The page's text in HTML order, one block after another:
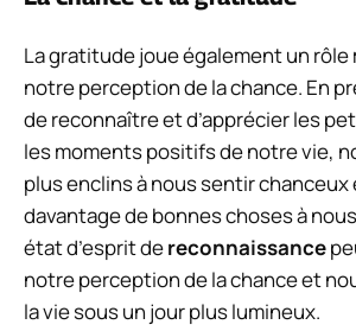
La gratitude joue également un rôle
notre perception de la chance. En
de reconnaître et d’apprécier les
les moments positifs de notre vie,
plus enclins à nous sentir chanceux
davantage de bonnes choses à
état d’esprit dereconnaissance
notre perception de la chance et
la vie sous un jour plus lumineux.